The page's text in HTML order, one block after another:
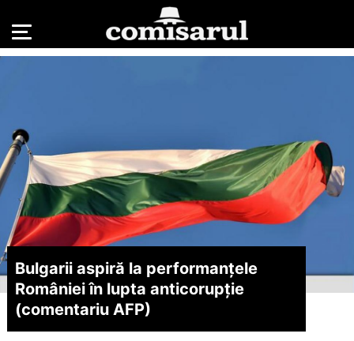
Bulgarii aspiră la performanțele
României în lupta anticorupție
(comentariu AFP)